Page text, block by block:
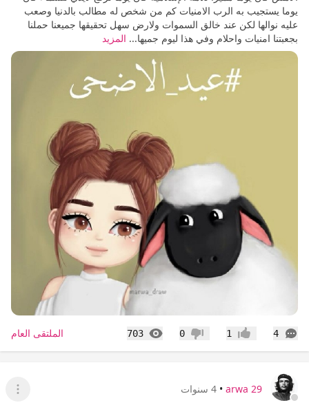
يوما يستجيب به الرب الامنيات كم من شخص له مطالب بالدنيا وصعب
عليه نوالها لكن عند خالق السموات ولارض سهل تحقيقها جميعنا حملنا
بجعبتنا امنيات واحلام وفي هذا ليوم جميها... المزيد
4
التعليقات إعجاب1 عدم إعجاب
0
703
المشاهدات الملتقى العام
arwa 29
• 4 سنوات
عرض